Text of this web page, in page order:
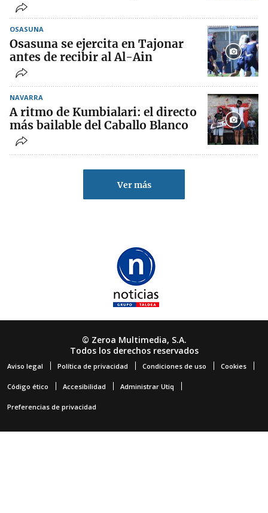
OSASUNA
Osasuna se ejercita en Tajonar
antes de recibir al Al-Ain
NAVARRA
A ritmo de Kumbialari: el directo
más bailable del Caballo Blanco
Ver más
© Zeroa Multimedia, S.A.
Todos los derechos reservados
Aviso legal Política de privacidad Condiciones de uso Cookies
Código ético Accesibilidad Administrar Utiq
Preferencias de privacidad